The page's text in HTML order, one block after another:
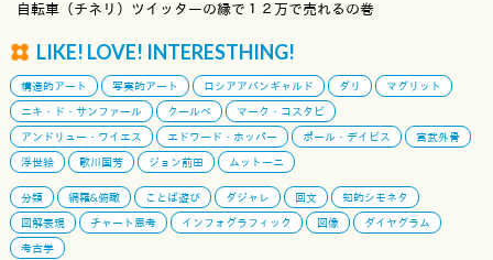
自転車（チネリ）ツイッターの縁で１２万で売れるの巻
LIKE! LOVE! INTERESTHING!
構造的アート 写実的アート ロシアアバンギャルド ダリ
マグリット
ニキ・ド・サンファール
クールベ
マーク・コスタビ
アンドリュー・ワイエス
エドワード・ホッパー ポール・デイビス
宮武外骨
浮世絵
歌川国芳 ジョン前田 ムットーニ
分類 網羅&俯瞰 ことば遊び ダジャレ 回文
知的シモネタ
図解表現
チャート思考 インフォグラフィック 図像
ダイヤグラム
考古学